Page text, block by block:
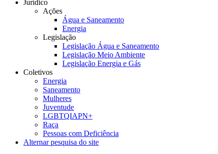
Jurídico
Ações
Água e Saneamento
Energia
Legislação
Legislação Água e Saneamento
Legislação Meio Ambiente
Legislação Energia e Gás
Coletivos
Energia
Saneamento
Mulheres
Juventude
LGBTQIAPN+
Raça
Pessoas com Deficiência
Alternar pesquisa do site